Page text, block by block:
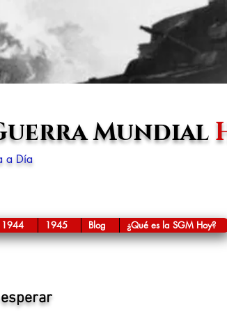
Mundial
a Día
1944 1945 Blog ¿Qué es la SGM Hoy?